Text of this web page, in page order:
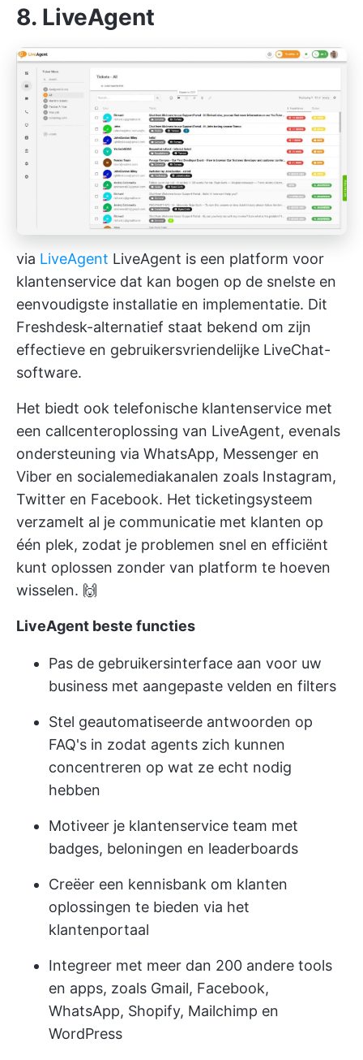
8. LiveAgent
via LiveAgent LiveAgent is een platform voor
klantenservice dat kan bogen op de snelste en
eenvoudigste installatie en implementatie. Dit
Freshdesk-alternatief staat bekend om zijn
effectieve en gebruikersvriendelijke LiveChat-
software.
Het biedt ook telefonische klantenservice met
een callcenteroplossing van LiveAgent, evenals
ondersteuning via WhatsApp, Messenger en
Viber en socialemediakanalen zoals Instagram,
Twitter en Facebook. Het ticketingsysteem
verzamelt al je communicatie met klanten op
één plek, zodat je problemen snel en efficiënt
kunt oplossen zonder van platform te hoeven
wisselen. 🙌
LiveAgent beste functies
Pas de gebruikersinterface aan voor uw
business met aangepaste velden en filters
Stel geautomatiseerde antwoorden op
FAQ's in zodat agents zich kunnen
concentreren op wat ze echt nodig
hebben
Motiveer je klantenservice team met
badges, beloningen en leaderboards
Creëer een kennisbank om klanten
oplossingen te bieden via het
klantenportaal
Integreer met meer dan 200 andere tools
en apps, zoals Gmail, Facebook,
WhatsApp, Shopify, Mailchimp en
WordPress